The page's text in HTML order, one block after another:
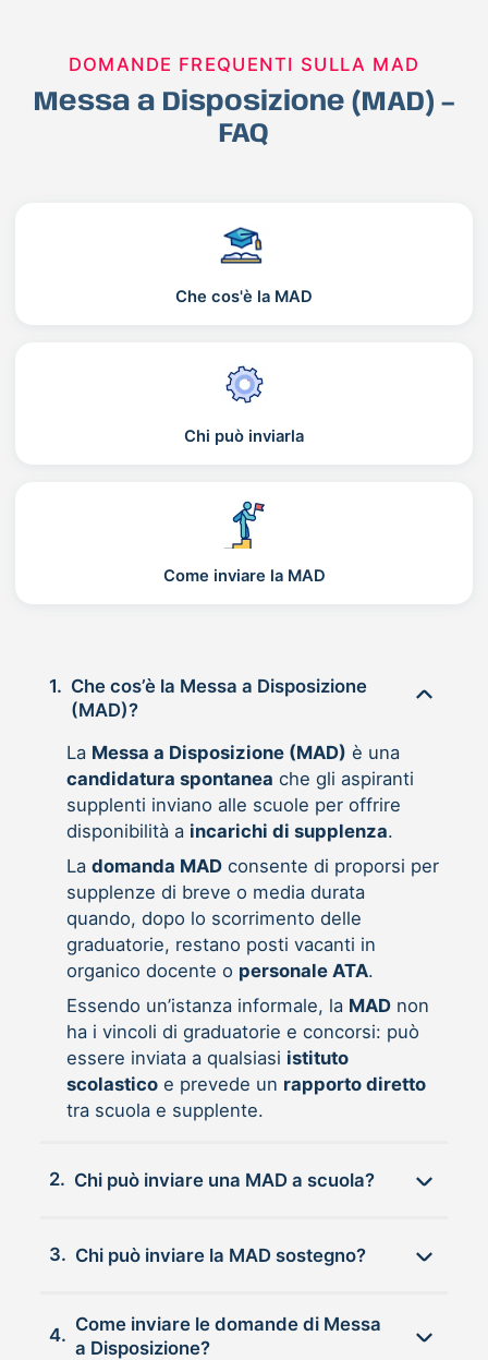
DOMANDE FREQUENTI SULLA MAD
Messa a Disposizione (MAD) –
FAQ
Che cos'è la MAD
Chi può inviarla
Come inviare la MAD
1. Che cos’è la Messa a Disposizione
(MAD)?
La Messa a Disposizione (MAD) è una
candidatura spontanea che gli aspiranti
supplenti inviano alle scuole per offrire
disponibilità a incarichi di supplenza.
La domanda MADconsente di proporsi per
supplenze di breve o media durata
quando, dopo lo scorrimento delle
graduatorie, restano posti vacanti in
organico docente o personale ATA.
Essendo un’istanza informale, la MADnon
ha i vincoli di graduatorie e concorsi: può
essere inviata a qualsiasi istituto
scolasticoe prevede un rapporto diretto
tra scuola e supplente.
2. Chi può inviare una MAD a scuola?
3. Chi può inviare la MAD sostegno?
4.
Come inviare le domande di Messa
a Disposizione?